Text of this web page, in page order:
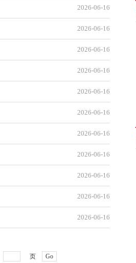
2026-06-16
2026-06-16
2026-06-16
2026-06-16
2026-06-16
2026-06-16
2026-06-16
2026-06-16
2026-06-16
2026-06-16
2026-06-16
页 Go